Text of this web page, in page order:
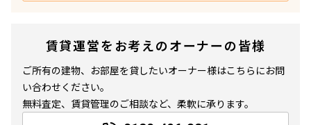
賃貸運営をお考えのオーナーの皆様
ご所有の建物、お部屋を貸したいオーナー様はこちらにお問
い合わせください。
無料査定、賃貸管理のご相談など、柔軟に承ります。